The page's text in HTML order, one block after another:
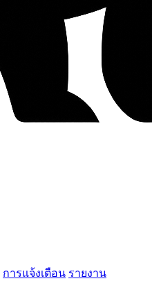
การแจ้งเตือน รายงาน